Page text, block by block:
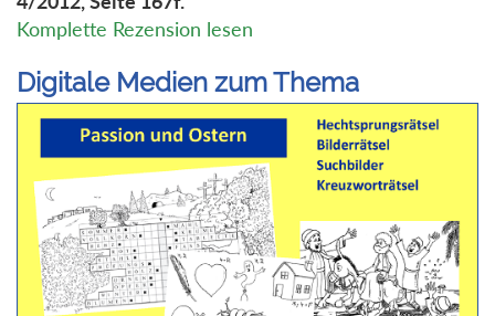
Komplette Rezension lesen
Digitale Medien zum Thema